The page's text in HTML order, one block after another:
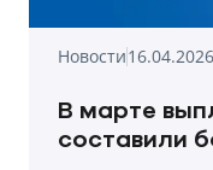
Новости16.04.2026
В марте
составили